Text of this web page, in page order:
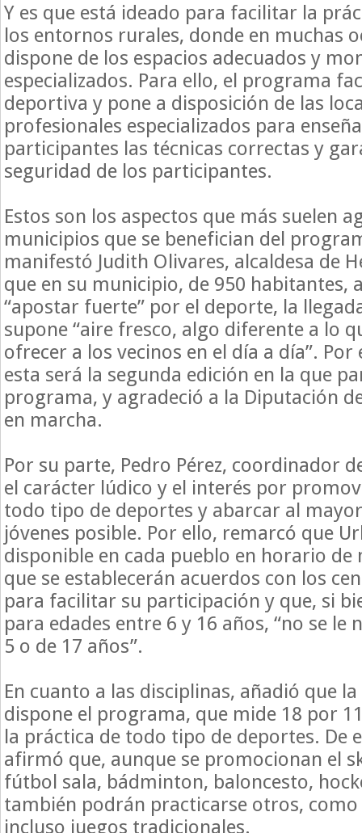
Y es que está ideado para facilitar la
los entornos rurales, donde en muchas
dispone de los espacios adecuados y
especializados. Para ello, el programa
deportiva y pone a disposición de las
profesionales especializados para
participantes las técnicas correctas y
seguridad de los participantes.
Estos son los aspectos que más suelen
municipios que se benefician del
manifestó Judith Olivares, alcaldesa de
que en su municipio, de 950 habitantes,
“apostar fuerte” por el deporte, la
supone “aire fresco, algo diferente a lo
ofrecer a los vecinos en el día a día”.
esta será la segunda edición en la que
programa, y agradeció a la Diputación
en marcha.
Por su parte, Pedro Pérez, coordinador
el carácter lúdico y el interés por
todo tipo de deportes y abarcar al
jóvenes posible. Por ello, remarcó que
disponible en cada pueblo en horario de
que se establecerán acuerdos con los
para facilitar su participación y que, si
para edades entre 6 y 16 años, “no se le
5 o de 17 años”.
En cuanto a las disciplinas, añadió que
dispone el programa, que mide 18 por
la práctica de todo tipo de deportes. De
afirmó que, aunque se promocionan el
fútbol sala, bádminton, baloncesto,
también podrán practicarse otros,
incluso juegos tradicionales.